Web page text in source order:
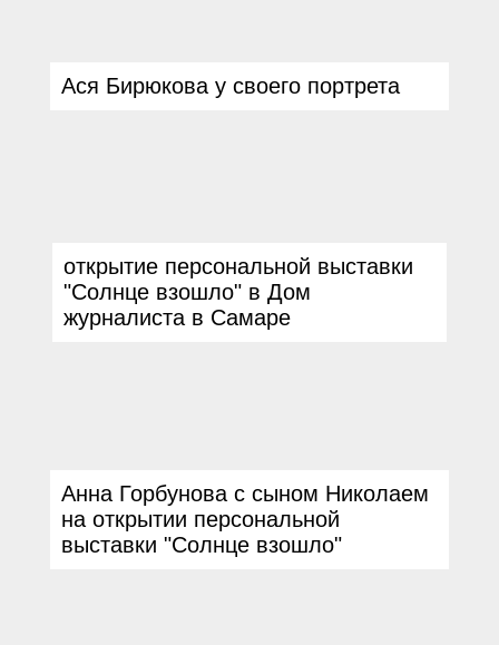
Ася Бирюкова у своего портрета
открытие персональной выставки
"Солнце взошло" в Дом
журналиста в Самаре
Анна Горбунова с сыном Николаем
на открытии персональной
выставки "Солнце взошло"